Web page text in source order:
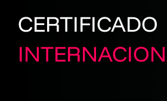
CERTIFICADO